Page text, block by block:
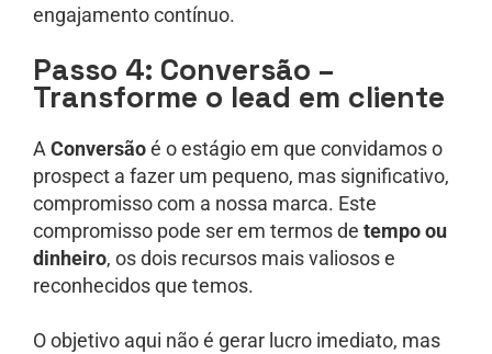
engajamento contínuo.
Passo 4: Conversão –
Transforme o lead em cliente
A Conversãoé o estágio em que convidamos o
prospect a fazer um pequeno, mas significativo,
compromisso com a nossa marca. Este
compromisso pode ser em termos de tempo ou
dinheiro, os dois recursos mais valiosos e
reconhecidos que temos.
O objetivo aqui não é gerar lucro imediato, mas